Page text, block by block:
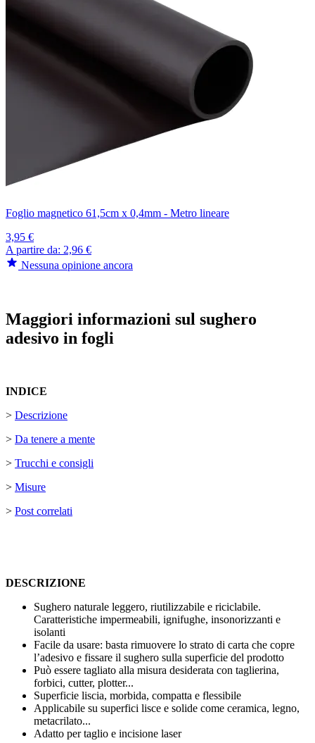
Foglio magnetico 61,5cm x 0,4mm - Metro lineare
3,95 €
A partire da: 2,96 €
Nessuna opinione ancora
Maggiori informazioni sul sughero
adesivo in fogli
INDICE
> Descrizione
> Da tenere a mente
> Trucchi e consigli
> Misure
> Post correlati
DESCRIZIONE
Sughero naturale leggero, riutilizzabile e riciclabile.
Caratteristiche impermeabili, ignifughe, insonorizzanti e
isolanti
Facile da usare: basta rimuovere lo strato di carta che copre
l’adesivo e fissare il sughero sulla superficie del prodotto
Può essere tagliato alla misura desiderata con taglierina,
forbici, cutter, plotter...
Superficie liscia, morbida, compatta e flessibile
Applicabile su superfici lisce e solide come ceramica, legno,
metacrilato...
Adatto pertaglio e incisione laser